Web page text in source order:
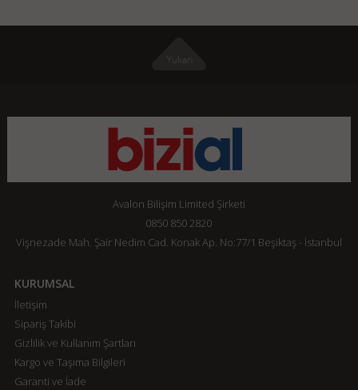
Avalon Bilişim Limited Şirketi
0850 850 2820
Vişnezade Mah. Şair Nedim Cad. Konak Ap. No:77/1 Beşiktaş - İstanbul
KURUMSAL
İletişim
Sipariş Takibi
Gizlilik ve Kullanım Şartları
Kargo ve Taşıma Bilgileri
Garanti ve İade